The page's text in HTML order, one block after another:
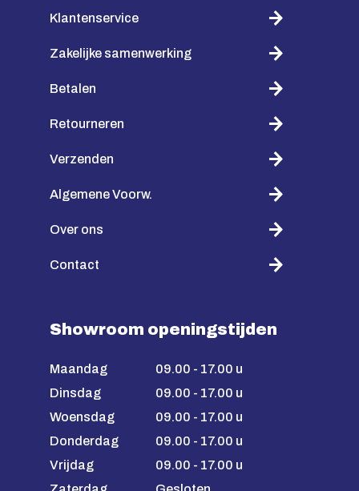
Klantenservice
Zakelijke samenwerking
Betalen
Retourneren
Verzenden
Algemene Voorw.
Over ons
Contact
Showroom openingstijden
Maandag
09.00 - 17.00 u
Dinsdag
09.00 - 17.00 u
Woensdag
09.00 - 17.00 u
Donderdag
09.00 - 17.00 u
Vrijdag
09.00 - 17.00 u